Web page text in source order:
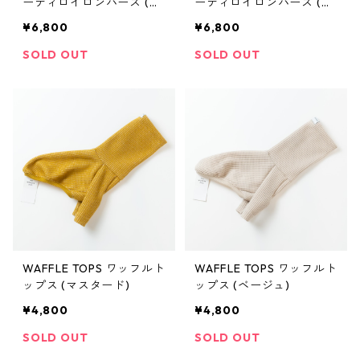
¥6,800
SOLD OUT
¥6,800
SOLD OUT
WAFFLE TOPS ワッフルト
ップス (マスタード)
¥4,800
SOLD OUT
WAFFLE TOPS ワッフルト
ップス (ベージュ)
¥4,800
SOLD OUT